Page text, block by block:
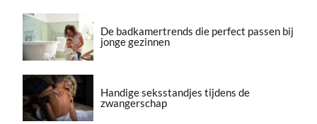
De badkamertrends die perfect passen bij
jonge gezinnen
Handige seksstandjes tijdens de
zwangerschap